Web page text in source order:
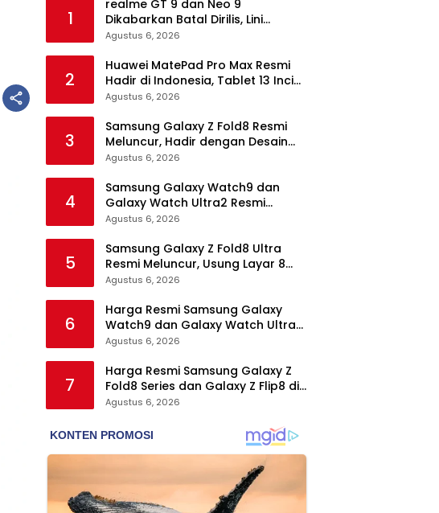
1
realme GT 9 dan Neo 9
Dikabarkan Batal Dirilis, Lini
Flagship realme Terancam
Agustus 6, 2026
2
Huawei MatePad Pro Max Resmi
Hadir di Indonesia, Tablet 13 Inci
Tertipis dan Teringan
Agustus 6, 2026
3
Samsung Galaxy Z Fold8 Resmi
Meluncur, Hadir dengan Desain
Lebih Pendek dan Lebar
Agustus 6, 2026
4
Samsung Galaxy Watch9 dan
Galaxy Watch Ultra2 Resmi
Meluncur, Bawa AI, Snapdragon
Baru
Agustus 6, 2026
5
Samsung Galaxy Z Fold8 Ultra
Resmi Meluncur, Usung Layar 8
Inci, Kamera 200MP dan
Agustus 6, 2026
6
Harga Resmi Samsung Galaxy
Watch9 dan Galaxy Watch Ultra2
di Indonesia, Mulai Rp5,9 Jutaan
Agustus 6, 2026
7
Harga Resmi Samsung Galaxy Z
Fold8 Series dan Galaxy Z Flip8 di
Indonesia, Mulai Rp19 Jutaan
Agustus 6, 2026